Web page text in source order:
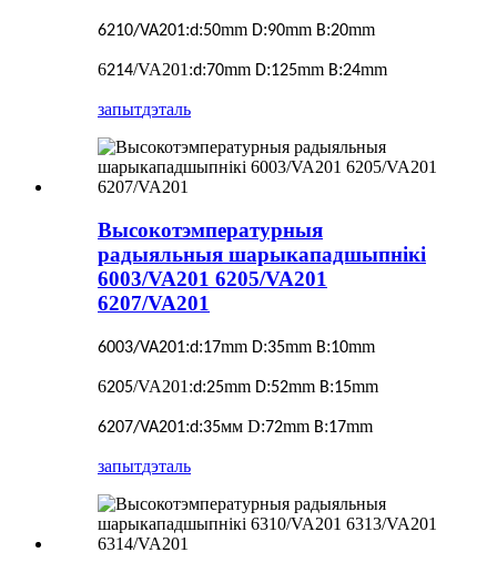
6210/VA201:d:50mm D:90mm B:20mm
6214/VA201:d:70mm D:125mm B:24mm
запытдэталь
Высокотэмпературныя
радыяльныя шарыкападшыпнікі
6003/VA201 6205/VA201
6207/VA201
6003/VA201:d:17mm D:35mm B:10mm
6205/VA201 :d:25mm D:52mm B:15mm
6207/VA201:d:35мм D:72mm B:17mm
запытдэталь